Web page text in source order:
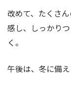
改めて、たくさ
感し、しっかり
く。
午後は、冬に備